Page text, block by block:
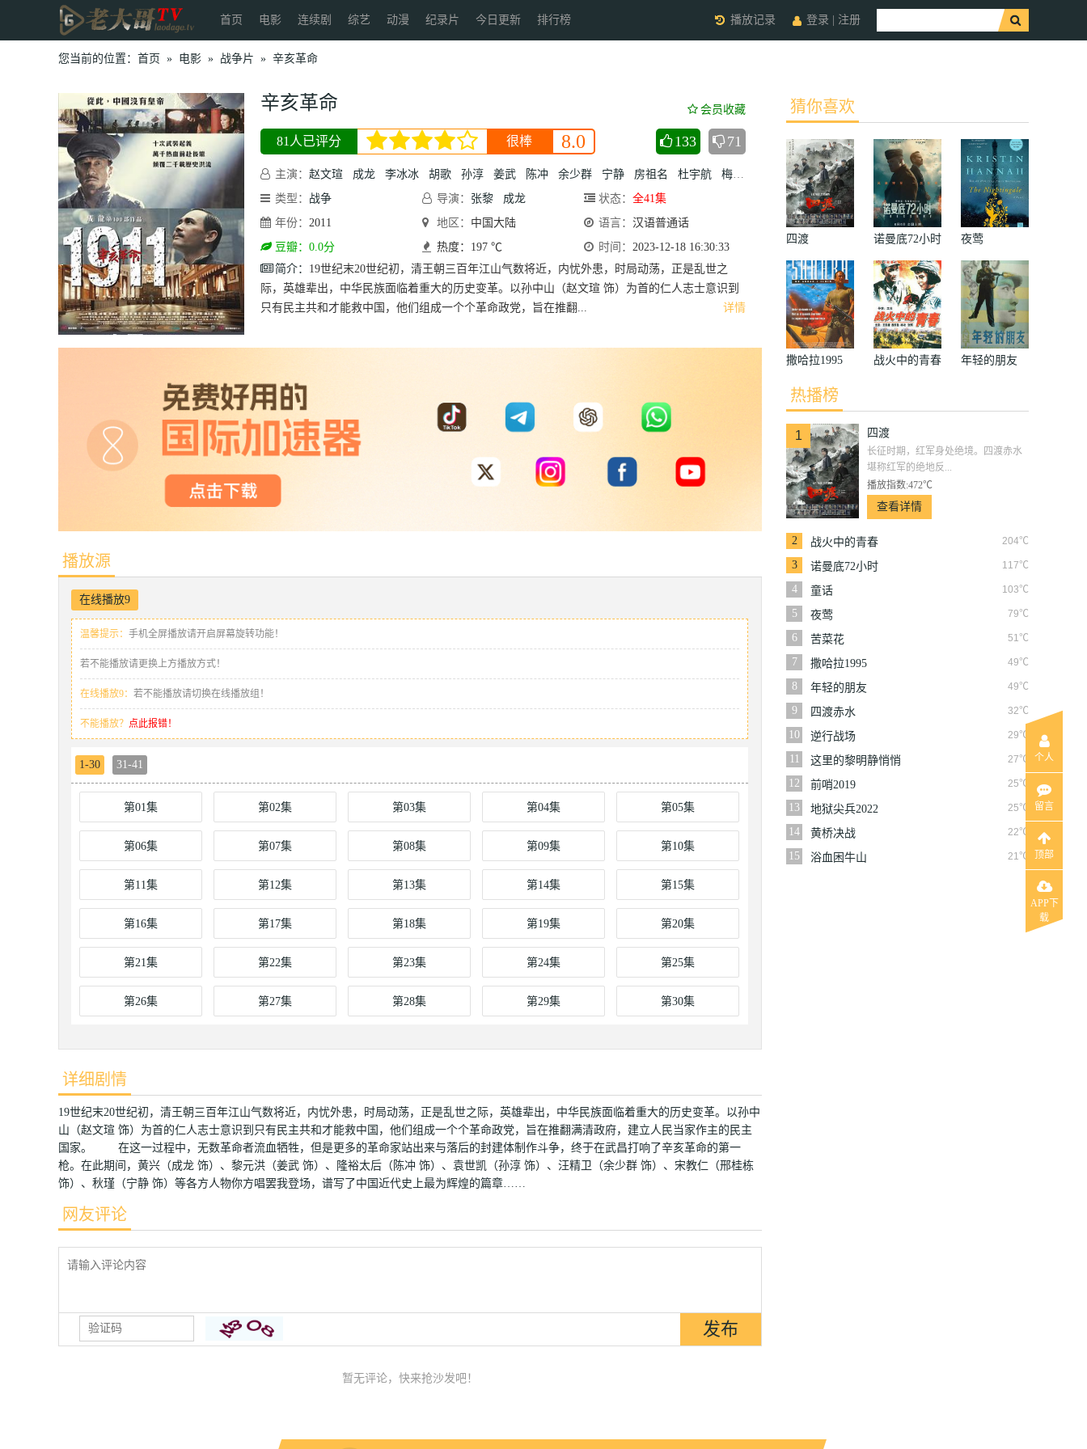
首页 电影 连续剧 综艺 动漫 纪录片 今日更新 排行榜 登录 注册
播放记录
您当前的位置： 首页 » 电影 » 战争片 » 辛亥革命
辛亥革命 会员收藏
81人已评分 很棒 8.0 133 71
主演： 赵文瑄 成龙 李冰冰 胡歌 孙淳 姜武 陈冲 余少群 宁静 房祖名 杜宇航 梅婷 陶泽如
邢佳栋
类型： 战争 导演： 张黎 成龙 状态： 全41集
年份： 2011 地区： 中国大陆 语言： 汉语普通话
豆瓣：0.0分
热度：197 ℃ 时间： 2023-12-18 16:30:33
简介：
详情
19世纪末20世纪初，清王朝三百年江山气数将近，内忧外患，时局动荡，正是乱世之
际，英雄辈出，中华民族面临着重大的历史变革。以孙中山（赵文瑄 饰）为首的仁人志士意识到
只有民主共和才能救中国，他们组成一个个革命政党，旨在推翻...
播放源
在线播放9
温馨提示： 手机全屏播放请开启屏幕旋转功能！
若不能播放请更换上方播放方式！
在线播放9： 若不能播放请切换在线播放组！
不能播放？ 点此报错！
1-30 31-41
第01集 第02集 第03集 第04集 第05集
第06集 第07集 第08集 第09集 第10集
第11集 第12集 第13集 第14集 第15集
第16集 第17集 第18集 第19集 第20集
第21集 第22集 第23集 第24集 第25集
第26集 第27集 第28集 第29集 第30集
详细剧情
19世纪末20世纪初，清王朝三百年江山气数将近，内忧外患，时局动荡，正是乱世之际，英雄辈出，中华民族面临着重大的历史变革。以孙中
山（赵文瑄 饰）为首的仁人志士意识到只有民主共和才能救中国，他们组成一个个革命政党，旨在推翻满清政府，建立人民当家作主的民主
国家。 在这一过程中，无数革命者流血牺牲，但是更多的革命家站出来与落后的封建体制作斗争，终于在武昌打响了辛亥革命的第一
枪。在此期间，黄兴（成龙 饰）、黎元洪（姜武 饰）、隆裕太后（陈冲 饰）、袁世凯（孙淳 饰）、汪精卫（余少群 饰）、宋教仁（邢桂栋
饰）、秋瑾（宁静 饰）等各方人物你方唱罢我登场，谱写了中国近代史上最为辉煌的篇章……
网友评论
暂无评论，快来抢沙发吧！
猜你喜欢
四渡 诺曼底72小时 夜莺
撒哈拉1995 战火中的青春 年轻的朋友
热播榜
1 四渡
长征时期，红军身处绝境。四渡赤水
堪称红军的绝地反...
播放指数:472℃
查看详情
2 204℃
战火中的青春
3
117℃
诺曼底72小时
4
103℃
童话
5
79℃
夜莺
6
51℃
苦菜花
7
49℃
撒哈拉1995
8
49℃
年轻的朋友
9
32℃
四渡赤水
10
29℃
逆行战场
11
27℃
这里的黎明静悄悄
12
25℃
前哨2019
13
25℃
地狱尖兵2022
14
22℃
黄桥决战
15
21℃
浴血困牛山
个人
留言
顶部
APP下
载